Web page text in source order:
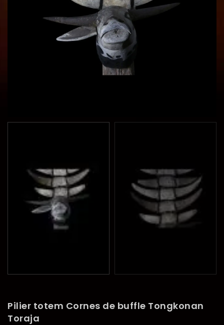
Pilier totem Cornes de buffle Tongkonan
Toraja